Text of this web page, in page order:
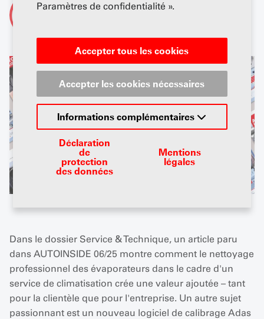
Paramètres de confidentialité ».
Accepter tous les cookies
Accepter les cookies nécessaires
Informations complémentaires
Déclaration
de
protection
des données
Mentions
légales
De
Dans le dossier Service & Technique, un article paru
dans AUTOINSIDE 06/25 montre comment le nettoyage
professionnel des évaporateurs dans le cadre d'un
service de climatisation crée une valeur ajoutée – tant
pour la clientèle que pour l'entreprise. Un autre sujet
passionnant est un nouveau logiciel de calibrage Adas